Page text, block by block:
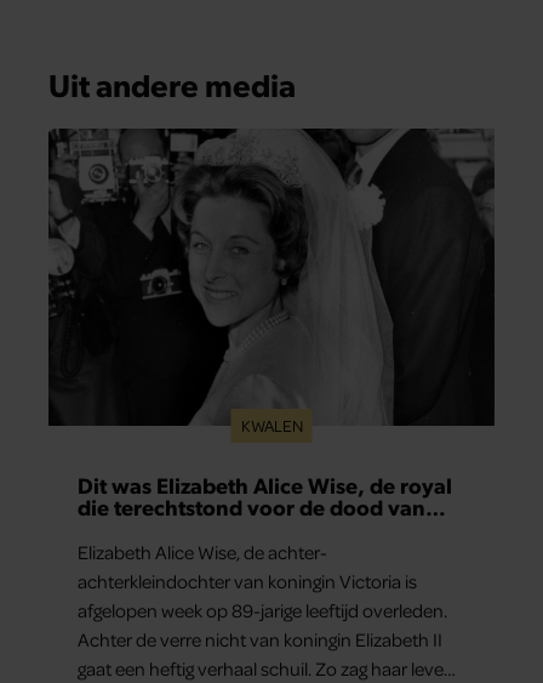
Uit andere media
KWALEN
Dit was Elizabeth Alice Wise, de royal
die terechtstond voor de dood van
Elizabeth Alice Wise, de achter-
achterkleindochter van koningin Victoria is
afgelopen week op 89-jarige leeftijd overleden.
Achter de verre nicht van koningin Elizabeth II
gaat een heftig verhaal schuil. Zo zag haar leven